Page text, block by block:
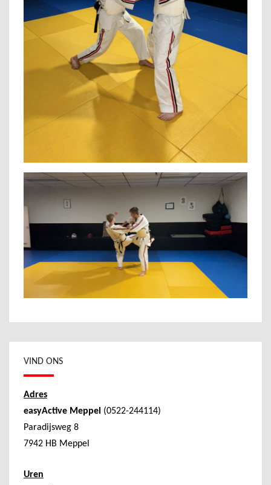
VIND ONS
Adres
easyActive Meppel (0522-244114)
Paradijsweg 8
7942 HB Meppel
Uren